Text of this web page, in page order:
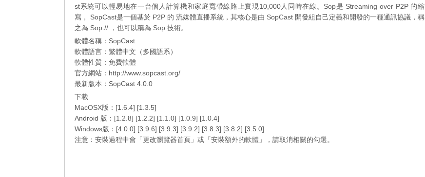
st系統可以輕易地在一台個人計算機和家庭寬帶線路上實現10,000人同時在線。Sop是 Streaming over P2P 的縮
寫， SopCast是一個基於 P2P 的 流媒體直播系統，其核心是由 SopCast 開發組自己定義和開發的一種通訊協議，稱
之為 Sop:// ，也可以稱為 Sop 技術。
軟體名稱：SopCast
軟體語言：繁體中文（多國語系）
軟體性質：免費軟體
官方網站：http://www.sopcast.org/
最新版本：SopCast 4.0.0
下載
MacOSX版：[1.6.4] [1.3.5]
Android 版：[1.2.8] [1.2.2] [1.1.0] [1.0.9] [1.0.4]
Windows版：[4.0.0] [3.9.6] [3.9.3] [3.9.2] [3.8.3] [3.8.2] [3.5.0]
注意：安裝過程中會「更改瀏覽器首頁」或「安裝額外的軟體」，請取消相關的勾選。